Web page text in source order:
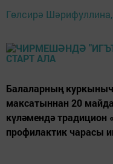
Гөлсирә Шәрифуллина,
Балаларның
максатыннан 20
күләмендә традицион
профилактик чарасы